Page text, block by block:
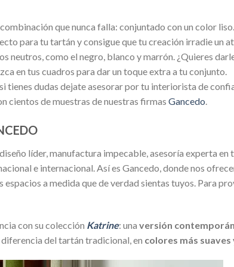
que nunca falla: conjuntado con un color
para tu tartán y consigue que tu creación irradie un
neutros, como el negro, blanco y marrón. ¿Quieres
en tus cuadros para dar un toque extra a tu conjunto.
tienes dudas dejate asesorar por tu interiorista de
cientos de muestras de nuestras firmas Gancedo
líder, manufactura impecable, asesoría experta en
e internacional. Así es Gancedo, donde nos
a medida que de verdad sientas tuyos. Para
con su colección Katrine: una versión
del tartán tradicional, en colores más